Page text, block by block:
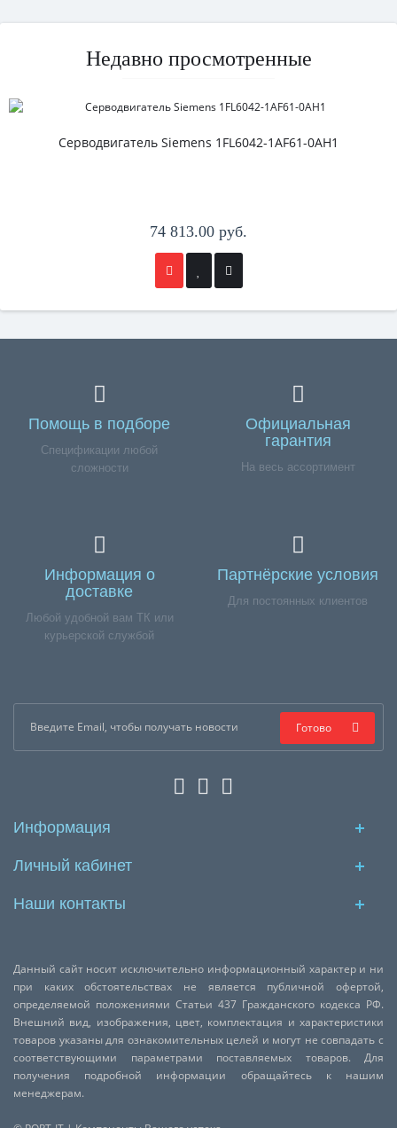
Недавно просмотренные
Серводвигатель Siemens 1FL6042-1AF61-0AH1
74 813.00 руб.
Помощь в подборе
Спецификации любой
сложности
Официальная
гарантия
На весь ассортимент
Информация о
доставке
Любой удобной вам ТК или
курьерской службой
Партнёрские условия
Для постоянных клиентов
Готово
Информация
Личный кабинет
Наши контакты
Данный сайт носит исключительно информационный характер и ни
при каких обстоятельствах не является публичной офертой,
определяемой положениями Статьи 437 Гражданского кодекса РФ.
Внешний вид, изображения, цвет, комплектация и характеристики
товаров указаны для ознакомительных целей и могут не совпадать с
соответствующими параметрами поставляемых товаров. Для
получения подробной информации обращайтесь к нашим
менеджерам.